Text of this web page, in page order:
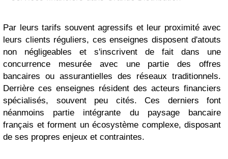
Par leurs tarifs souvent agressifs et leur proximité avec
leurs clients réguliers, ces enseignes disposent d'atouts
non négligeables et s'inscrivent de fait dans une
concurrence mesurée avec une partie des offres
bancaires ou assurantielles des réseaux traditionnels.
Derrière ces enseignes résident des acteurs financiers
spécialisés, souvent peu cités. Ces derniers font
néanmoins partie intégrante du paysage bancaire
français et forment un écosystème complexe, disposant
de ses propres enjeux et contraintes.